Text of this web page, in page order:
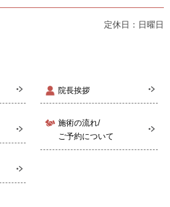
院長挨拶
施術の流れ/
ご予約について
定休日：日曜日